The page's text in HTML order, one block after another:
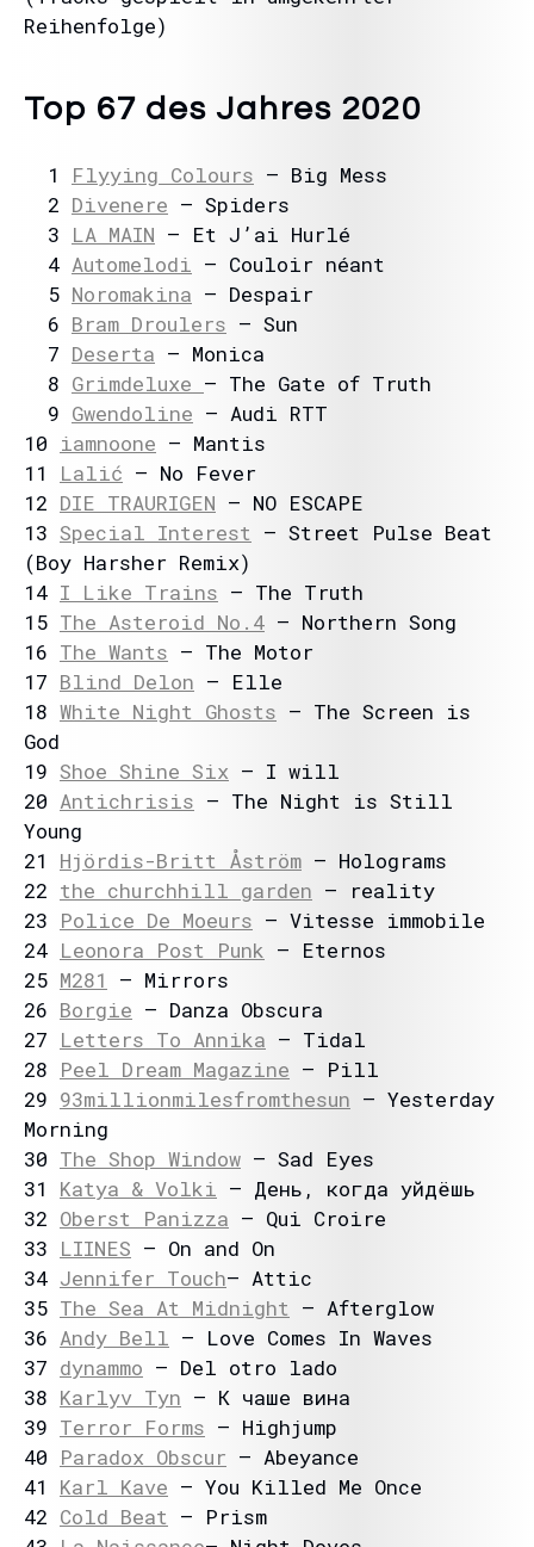
Reihenfolge)
Top 67 des Jahres 2020
1 Flyying Colours – Big Mess
2 Divenere – Spiders
3 LA MAIN – Et J’ai Hurlé
4 Automelodi – Couloir néant
5 Noromakina – Despair
6 Bram Droulers – Sun
7 Deserta – Monica
8 Grimdeluxe – The Gate of Truth
9 Gwendoline – Audi RTT
10 iamnoone – Mantis
11 Lalić – No Fever
12 DIE TRAURIGEN – NO ESCAPE
13 Special Interest – Street Pulse Beat
(Boy Harsher Remix)
14 I Like Trains – The Truth
15 The Asteroid No.4 – Northern Song
16 The Wants – The Motor
17 Blind Delon – Elle
18 White Night Ghosts – The Screen is
God
19 Shoe Shine Six – I will
20 Antichrisis – The Night is Still
Young
21 Hjördis-Britt Åström – Holograms
22 the churchhill garden – reality
23 Police De Moeurs – Vitesse immobile
24 Leonora Post Punk – Eternos
25 M281
– Mirrors
26 Borgie – Danza Obscura
27 Letters To Annika – Tidal
28 Peel Dream Magazine – Pill
29 93millionmilesfromthesun – Yesterday
Morning
30 The Shop Window – Sad Eyes
31 Katya & Volki – День, когда уйдёшь
32 Oberst Panizza – Qui Croire
33 LIINES – On and On
34 Jennifer Touch– Attic
35 The Sea At Midnight – Afterglow
36 Andy Bell – Love Comes In Waves
37 dynammo – Del otro lado
38 Karlyv Tyn – К чаше вина
39 Terror Forms – Highjump
40 Paradox Obscur – Abeyance
41 Karl Kave – You Killed Me Once
42 Cold Beat – Prism